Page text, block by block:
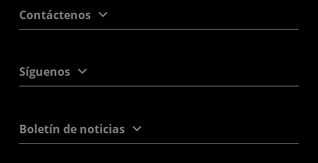
Contáctenos
Síguenos
Boletín de noticias